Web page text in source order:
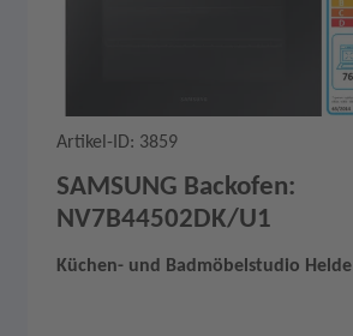
Artikel-ID: 3859
SAMSUNG Backofen:
NV7B44502DK/U1
Küchen- und Badmöbelstudio Helde